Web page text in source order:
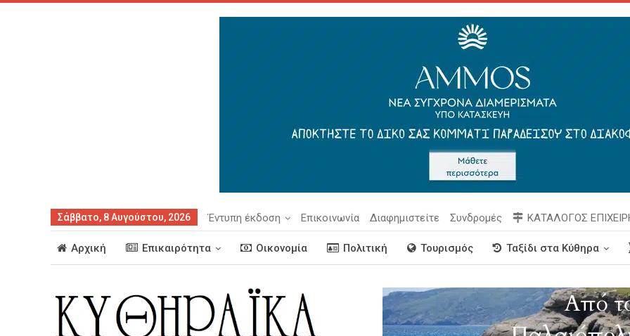
Σάββατο, 8 Αυγούστου, 2026 Έντυπη έκδοση Επικοινωνία Διαφημιστείτε Συνδρομές ΚΑΤΑΛΟΓΟΣ
Αρχική Επικαιρότητα Οικονομία Πολιτική Τουρισμός Ταξίδι στα Κύθηρα